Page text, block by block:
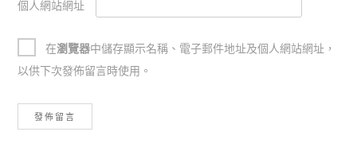
個人網站網址
在瀏覽器中儲存顯示名稱、電子郵件地址及個人網站網址，
以供下次發佈留言時使用。